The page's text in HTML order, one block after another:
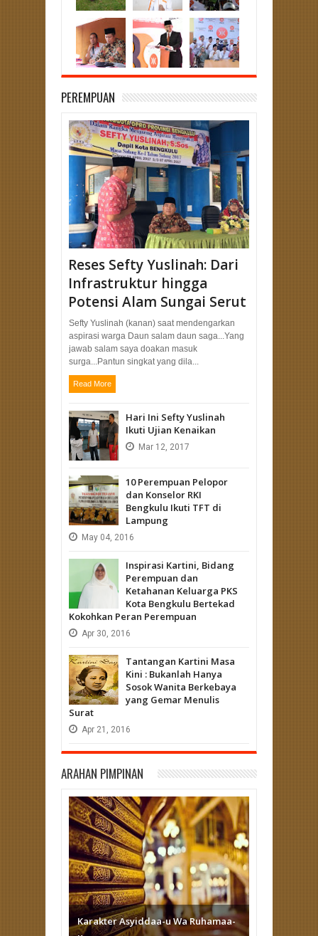
PEREMPUAN
Reses Sefty Yuslinah: Dari
Infrastruktur hingga
Potensi Alam Sungai Serut
Sefty Yuslinah (kanan) saat mendengarkan
aspirasi warga Daun salam daun saga...Yang
jawab salam saya doakan masuk
surga...Pantun singkat yang dila...
Read More
Hari Ini Sefty Yuslinah
Ikuti Ujian Kenaikan
Mar 12, 2017
10 Perempuan Pelopor
dan Konselor RKI
Bengkulu Ikuti TFT di
Lampung
May 04, 2016
Inspirasi Kartini, Bidang
Perempuan dan
Ketahanan Keluarga PKS
Kota Bengkulu Bertekad
Kokohkan Peran Perempuan
Apr 30, 2016
Tantangan Kartini Masa
Kini : Bukanlah Hanya
Sosok Wanita Berkebaya
yang Gemar Menulis
Surat
Apr 21, 2016
ARAHAN PIMPINAN
Karakter Asyiddaa-u Wa Ruhamaa-
Doa Sederhana yang Lebih dari